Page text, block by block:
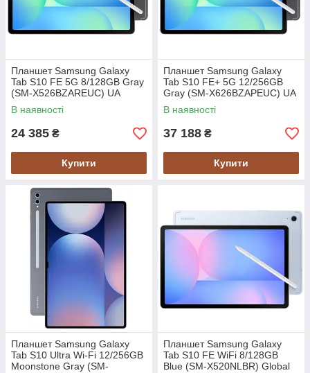
Планшет Samsung Galaxy
Tab S10 FE 5G 8/128GB Gray
(SM-X526BZAREUC) UA
UCRF
В наявності
24 385 ₴
Купити
Планшет Samsung Galaxy
Tab S10 FE+ 5G 12/256GB
Gray (SM-X626BZAPEUC) UA
UCRF
В наявності
37 188 ₴
Купити
Планшет Samsung Galaxy
Tab S10 Ultra Wi-Fi 12/256GB
Moonstone Gray (SM-
Планшет Samsung Galaxy
Tab S10 FE WiFi 8/128GB
Blue (SM-X520NLBR) Global